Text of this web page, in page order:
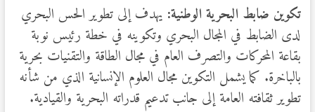
تكوين ضابط البحرية الوطنية: يهدف إلى تطوير الحس البحري
لدى الضابط في المجال البحري وتكوينه في خطة رئيس نوبة
بقاعة المحركات والتصرف العام في مجال الطاقة والتقنيات بحرية
بالباخرة. كما يشمل التكوين مجال العلوم الإنسانية الذي من شأنه
تطوير ثقافته العامة إلى جانب تدعيم قدراته البحرية والقيادية.